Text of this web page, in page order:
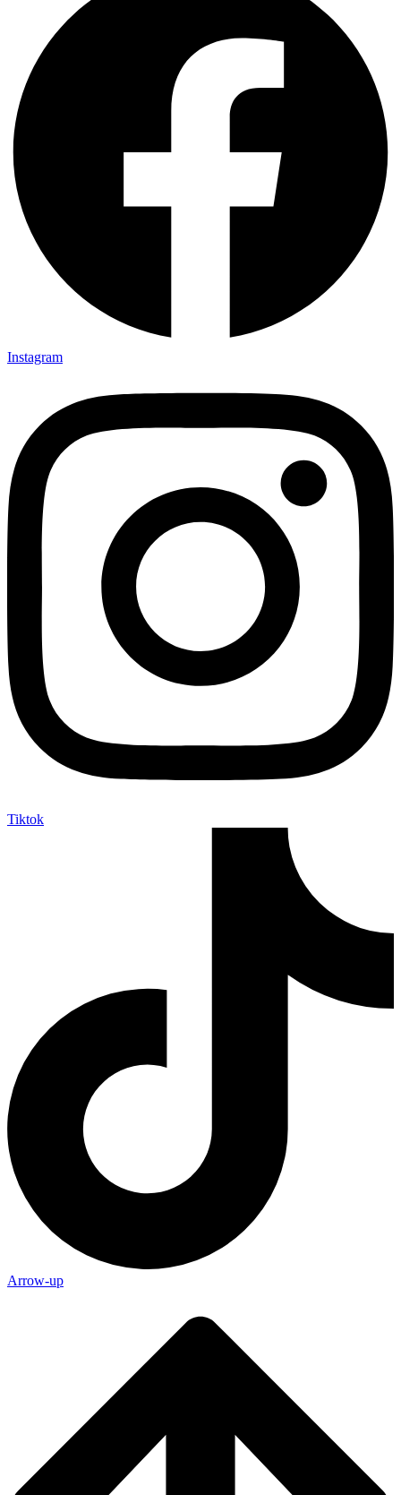
Instagram
Tiktok
Arrow-up